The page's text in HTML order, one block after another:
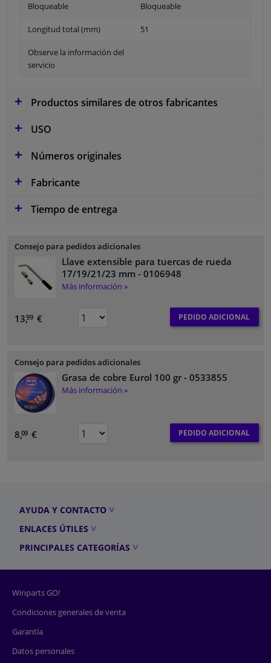
Bloqueable Bloqueable
Longitud total (mm) 51
Observe la información del
servicio
Productos similares de otros fabricantes
USO
Números originales
Fabricante
Tiempo de entrega
Consejo para pedidos adicionales
Llave extensible para tuercas de rueda
17/19/21/23 mm - 0106948
Más información »
13,99 € PEDIDO ADICIONAL
Consejo para pedidos adicionales
Grasa de cobre Eurol 100 gr - 0533855
Más información »
8,09 € PEDIDO ADICIONAL
AYUDA Y CONTACTO
ENLACES ÚTILES
PRINCIPALES CATEGORÍAS
Winparts GO!
Condiciones generales de venta
Garantía
Datos personales